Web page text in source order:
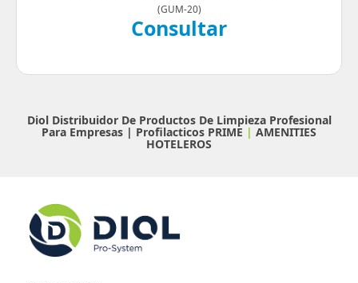
(GUM-20)
Consultar
Diol Distribuidor De Productos De Limpieza Profesional
Para Empresas | Profilacticos PRIME | AMENITIES
HOTELEROS